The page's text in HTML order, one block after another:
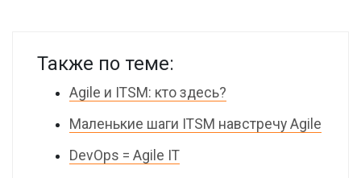
Также по теме:
Agile и ITSM: кто здесь?
Маленькие шаги ITSM навстречу Agile
DevOps = Agile IT